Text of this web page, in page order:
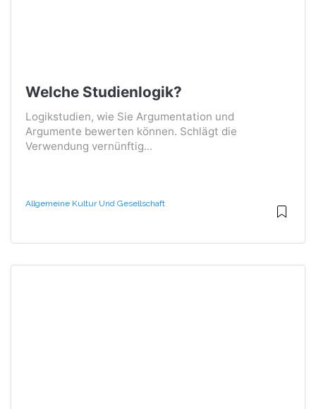
Welche Studienlogik?
Logikstudien, wie Sie Argumentation und
Argumente bewerten können. Schlägt die
Verwendung vernünftig...
Allgemeine Kultur Und Gesellschaft